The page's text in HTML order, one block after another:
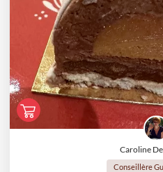
Caroline
Conseillère